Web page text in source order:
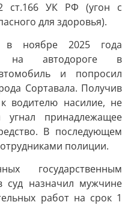
ст.166 УК РФ (угон с
для здоровья).
в ноябре 2025 года
на автодороге в
и попросил
Сортавала. Получив
водителю насилие, не
принадлежащее
В последующем
полиции.
государственным
суд назначил мужчине
работ на срок 1